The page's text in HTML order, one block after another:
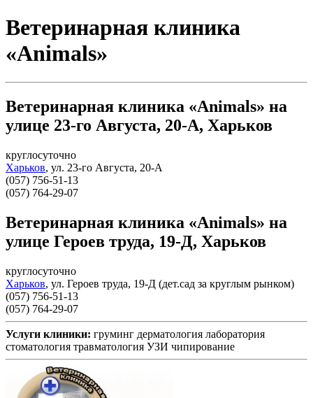
Ветеринарная клиника
«Animals»
Ветеринарная клиника «Animals» на
улице 23-го Августа, 20-А, Харьков
круглосуточно
Харьков, ул. 23-го Августа, 20-А
(057) 756-51-13
(057) 764-29-07
Ветеринарная клиника «Animals» на
улице Героев труда, 19-Д, Харьков
круглосуточно
Харьков, ул. Героев труда, 19-Д (дет.сад за круглым рынком)
(057) 756-51-13
(057) 764-29-07
Услуги клиники: груминг дерматология лаборатория
стоматология травматология УЗИ чипирование